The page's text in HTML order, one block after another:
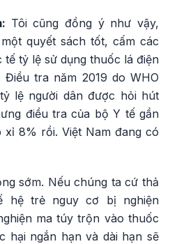
Tôi cũng đồng ý như vậy,
quyết sách tốt, cấm các
tế tỷ lệ sử dụng thuốc lá điện
tra năm 2019 do WHO
lệ người dân được hỏi hút
điều tra của bộ Y tế gần
xỉ 8% rồi. Việt Nam đang có
sớm. Nếu chúng ta cứ thả
hệ trẻ nguy cơ bị nghiện
ma túy trộn vào thuốc
hại ngắn hạn và dài hạn sẽ